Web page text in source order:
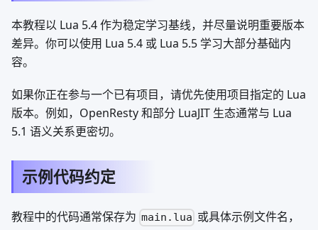
本教程以 Lua 5.4 作为稳定学习基线，并尽量说明重要版本
差异。你可以使用 Lua 5.4 或 Lua 5.5 学习大部分基础内
容。
如果你正在参与一个已有项目，请优先使用项目指定的 Lua
版本。例如，OpenResty 和部分 LuaJIT 生态通常与 Lua
5.1 语义关系更密切。
示例代码约定
教程中的代码通常保存为 main.lua 或具体示例文件名，